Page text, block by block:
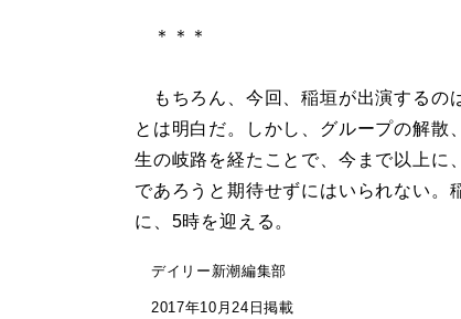
＊＊＊
もちろん、今回、稲垣が出演するの
とは明白だ。しかし、グループの解散
生の岐路を経たことで、今まで以上に
であろうと期待せずにはいられない。
に、5時を迎える。
デイリー新潮編集部
2017年10月24日掲載